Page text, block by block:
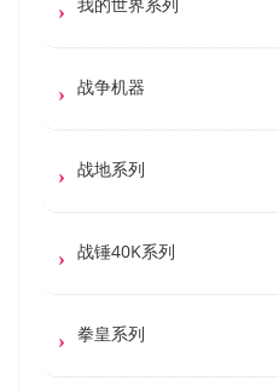
战争机器
战地系列
战锤40K系列
拳皇系列